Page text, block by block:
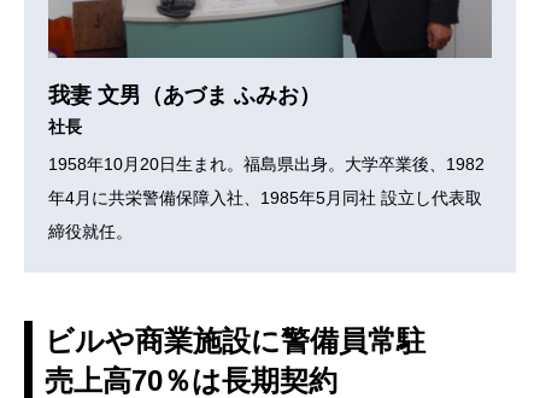
我妻 文男（あづま ふみお）
社長
1958年10月20日生まれ。福島県出身。大学卒業後、1982
年4月に共栄警備保障入社、1985年5月同社 設立し代表取
締役就任。
ビルや商業施設に警備員常駐
売上高70％は長期契約